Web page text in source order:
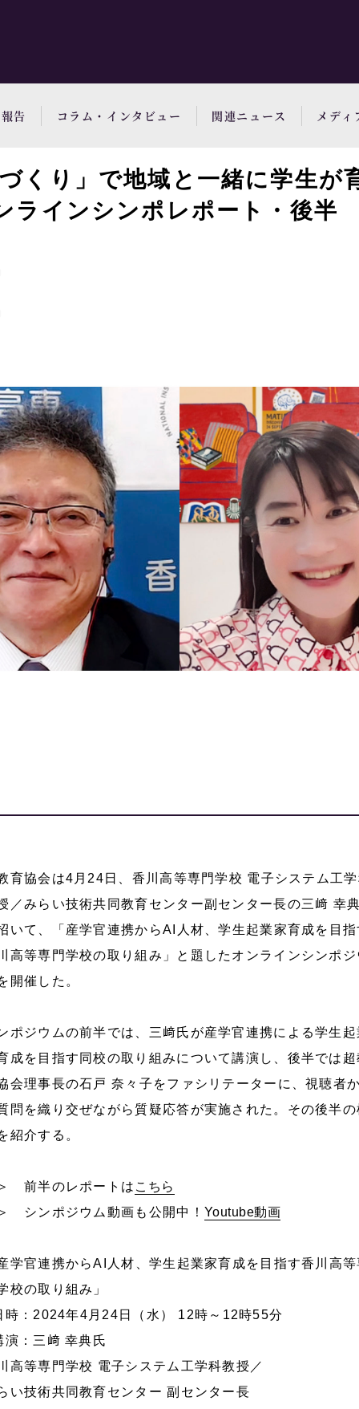
告 コラム・インタビュー 関連ニュース メディ
くり」で地域と一緒に学生が
ラインシンポレポート・後半
育協会は4月24日、香川高等専門学校 電子システム工
／みらい技術共同教育センター副センター長の三﨑 幸
いて、「産学官連携からAI人材、学生起業家育成を目指
高等専門学校の取り組み」と題したオンラインシンポジ
開催した。
ポジウムの前半では、三﨑氏が産学官連携による学生起
成を目指す同校の取り組みについて講演し、後半では超
会理事長の石戸 奈々子をファシリテーターに、視聴者
問を織り交ぜながら質疑応答が実施された。その後半の
紹介する。
前半のレポートは こちら
シンポジウム動画も公開中！ Youtube動画
学官連携からAI人材、学生起業家育成を目指す香川高等
校の取り組み」
時：2024年4月24日（水） 12時～12時55分
演：三﨑 幸典氏
高等専門学校 電子システム工学科教授／
い技術共同教育センター 副センター長